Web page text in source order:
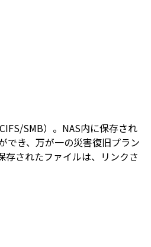
SMB）。NAS内に保存され
き、万が一の災害復旧プラン
存されたファイルは、リンクさ